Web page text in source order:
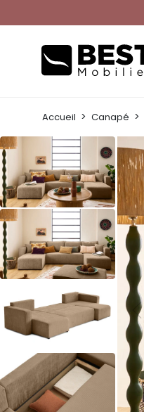
Accueil Canapé